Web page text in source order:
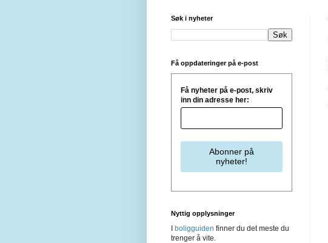
Søk i nyheter
Få oppdateringer på e-post
Få nyheter på e-post, skriv
inn din adresse her:
Nyttig opplysninger
boligguiden finner du det meste du
trenger å vite.